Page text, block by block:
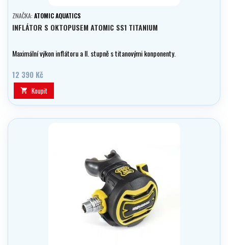
ZNAČKA: ATOMIC AQUATICS
INFLÁTOR S OKTOPUSEM ATOMIC SS1 TITANIUM
Maximální výkon inflátoru a II. stupně s titanovými konponenty.
12 390 Kč
 Koupit